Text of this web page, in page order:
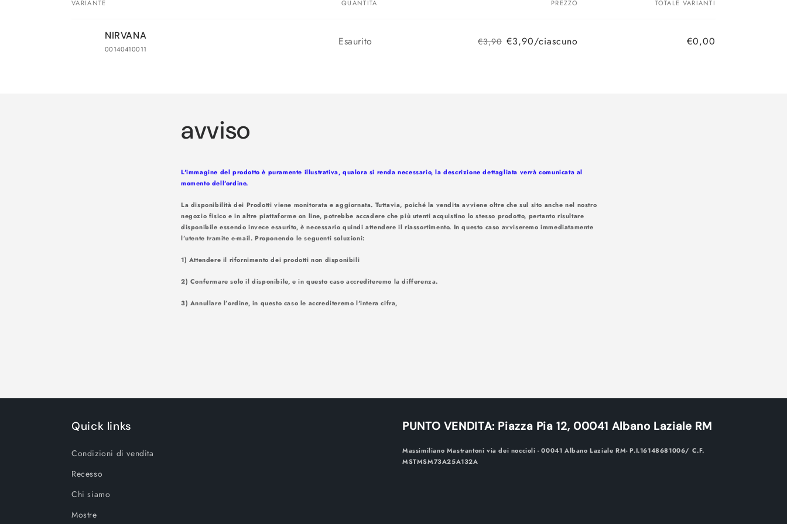
VARIANTE QUANTITÀ PREZZO TOTALE VARIANTI
NIRVANA
00140410011
Quantità
Esaurito €3,90 €3,90/ciascuno €0,00
avviso
L'immagine del prodotto è puramente illustrativa, qualora si renda necessario, la descrizione dettagliata verrà comunicata al
momento dell'ordine.
La disponibilità dei Prodotti viene monitorata e aggiornata. Tuttavia, poiché la vendita avviene oltre che sul sito anche nel nostro
negozio fisico e in altre piattaforme on line, potrebbe accadere che più utenti acquistino lo stesso prodotto, pertanto risultare
disponibile essendo invece esaurito, è necessario quindi attendere il riassortimento. In questo caso avviseremo immediatamente
l’utente tramite e-mail. Proponendo le seguenti soluzioni:
1) Attendere il rifornimento dei prodotti non disponibili
2) Confermare solo il disponibile, e in questo caso accrediteremo la differenza.
3) Annullare l’ordine, in questo caso le accrediteremo l'intera cifra,
Quick links
Condizioni di vendita
Recesso
Chi siamo
Mostre
PUNTO VENDITA: Piazza Pia 12, 00041 Albano Laziale RM
Massimiliano Mastrantoni via dei noccioli - 00041 Albano Laziale RM- P.I.16148681006/ C.F.
MSTMSM73A25A132A